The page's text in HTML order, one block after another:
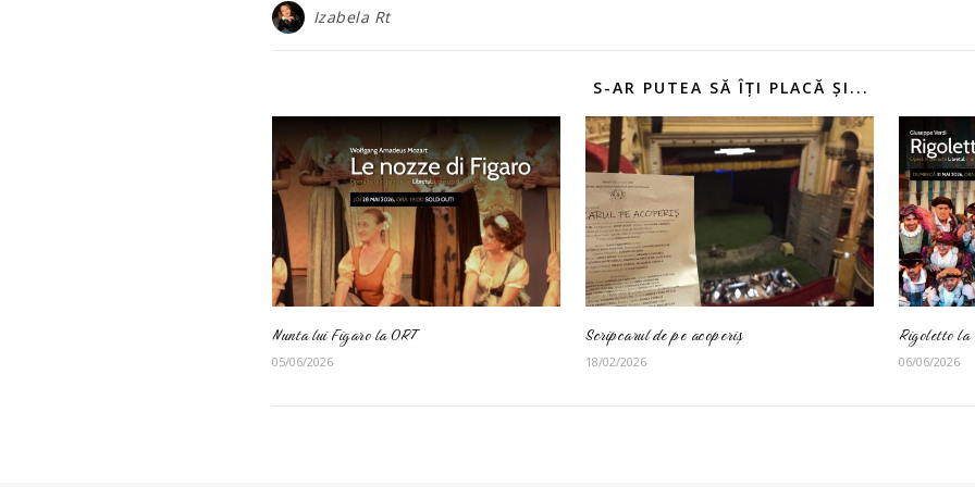
Izabela Rt
S-AR PUTEA SĂ ÎȚI PLACĂ ȘI...
Nunta lui Figaro la ORT
05/06/2026
Scripcarul de pe acoperiș
18/02/2026
Rigoletto la
06/06/2026